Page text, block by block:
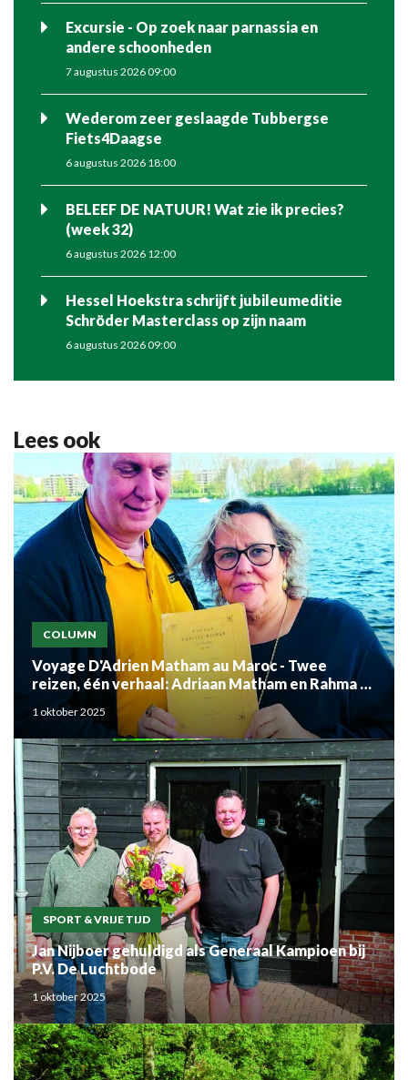
Excursie - Op zoek naar parnassia en
andere schoonheden
7 augustus 2026 09:00
Wederom zeer geslaagde Tubbergse
Fiets4Daagse
6 augustus 2026 18:00
BELEEF DE NATUUR! Wat zie ik precies?
(week 32)
6 augustus 2026 12:00
Hessel Hoekstra schrijft jubileumeditie
Schröder Masterclass op zijn naam
6 augustus 2026 09:00
Lees ook
COLUMN
Voyage D'Adrien Matham au Maroc - Twee
reizen, één verhaal: Adriaan Matham en Rahma el
Mouden
1 oktober 2025
SPORT & VRIJE TIJD
Jan Nijboer gehuldigd als Generaal Kampioen bij
P.V. De Luchtbode
1 oktober 2025